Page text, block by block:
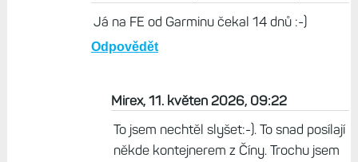
Já na FE od Garminu čekal 14 dnů :-)
Odpovědět
Mirex, 11. květen 2026, 09:22
To jsem nechtěl slyšet:-). To snad posílají
někde kontejnerem z Číny. Trochu jsem